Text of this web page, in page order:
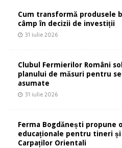
Cum transformă produsele
câmp în decizii de investiții
31 iulie 2026
Clubul Fermierilor Români
planului de măsuri pentru
asumate
31 iulie 2026
Ferma Bogdănești propune
educaționale pentru tineri
Carpaților Orientali